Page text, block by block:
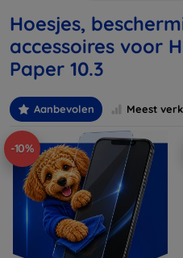
Hoesjes,
accessoires voor
Paper 10.3
Aanbevolen Meest
-10%